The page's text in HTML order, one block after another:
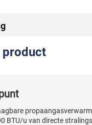
product
BTU/u van directe